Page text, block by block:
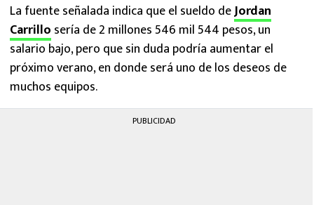
La fuente señalada indica que el sueldo deJordan
Carrillo sería de 2 millones 546 mil 544 pesos, un
salario bajo, pero que sin duda podría aumentar el
próximo verano, en donde será uno de los deseos de
muchos equipos.
PUBLICIDAD